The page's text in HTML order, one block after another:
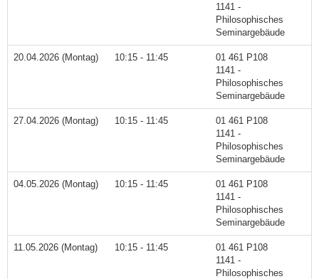
1141 -
Philosophisches
Seminargebäude
20.04.2026 (Montag) 10:15 - 11:45
01 461 P108
1141 -
Philosophisches
Seminargebäude
27.04.2026 (Montag) 10:15 - 11:45
01 461 P108
1141 -
Philosophisches
Seminargebäude
04.05.2026 (Montag) 10:15 - 11:45
01 461 P108
1141 -
Philosophisches
Seminargebäude
11.05.2026 (Montag) 10:15 - 11:45
01 461 P108
1141 -
Philosophisches